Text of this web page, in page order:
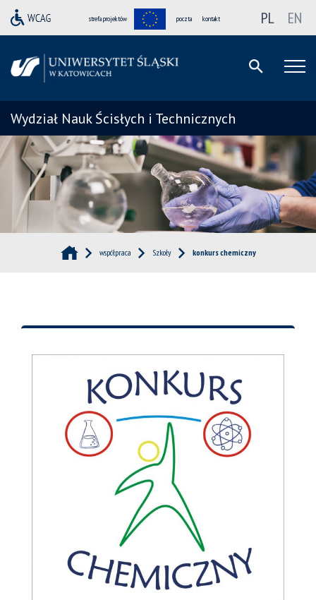
strefa projektów poczta kontakt PL EN
Wydział Nauk Ścisłych i Technicznych
współpraca Szkoły konkurs chemiczny